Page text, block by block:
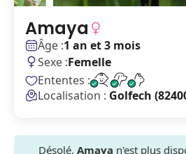
Amaya
Âge :1 an et 3 mois
Sexe :Femelle
Ententes :
Localisation : Golfech
Désolé, Amaya n'est plus